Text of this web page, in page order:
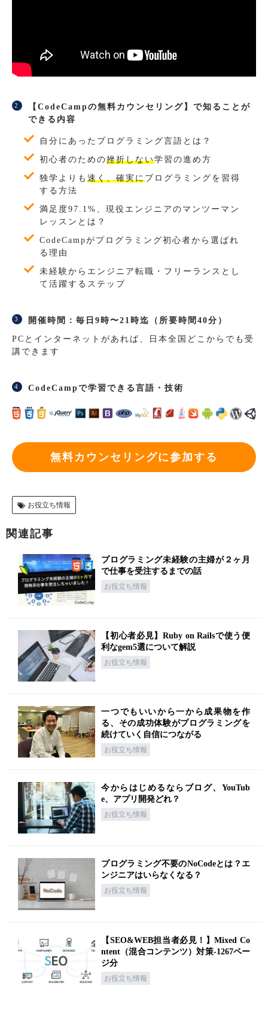
【CodeCampの無料カウンセリング】で知ることが
できる内容
自分にあったプログラミング言語とは？
初心者のための挫折しない学習の進め方
独学よりも 速く、確実に プログラミングを習得
する方法
満足度97.1%、現役エンジニアのマンツーマン
レッスンとは？
CodeCampがプログラミング初心者から選ばれ
る理由
未経験からエンジニア転職・フリーランスとし
て活躍するステップ
開催時間：毎日9時〜21時迄（所要時間40分）
PCとインターネットがあれば、日本全国どこからでも受
講できます
CodeCampで学習できる言語・技術
無料カウンセリングに参加する
お役立ち情報
関連記事
プログラミング未経験の主婦が２ヶ月
で仕事を受注するまでの話
お役立ち情報
【初心者必見】Ruby on Railsで使う便
利なgem5選について解説
お役立ち情報
一つでもいいから一から成果物を作
る、その成功体験がプログラミングを
続けていく自信につながる
お役立ち情報
今からはじめるならブログ、YouTub
e、アプリ開発どれ？
お役立ち情報
プログラミング不要のNoCodeとは？エ
ンジニアはいらなくなる？
お役立ち情報
【SEO&WEB担当者必見！】Mixed Co
ntent（混合コンテンツ）対策-1267ペー
ジ分
お役立ち情報